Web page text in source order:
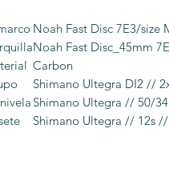
Noah Fast Disc 7E3/size
Noah Fast Disc_45mm
Carbon
Shimano Ultegra DI2 //
Shimano Ultegra // 50/
Shimano Ultegra // 12s